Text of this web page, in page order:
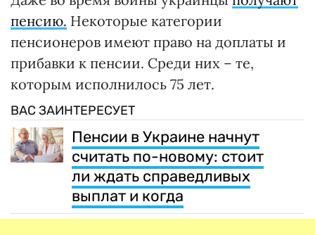
пенсию. Некоторые категории
пенсионеров имеют право на доплаты и
прибавки к пенсии. Среди них – те,
которым исполнилось 75 лет.
ВАС ЗАИНТЕРЕСУЕТ
Пенсии в Украине начнут
считать по-новому: стоит
ли ждать справедливых
выплат и когда